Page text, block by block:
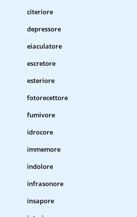
citeriore
depressore
eiaculatore
escretore
esteriore
fotorecettore
fumivore
idrocore
immemore
indolore
infrasonore
insapore